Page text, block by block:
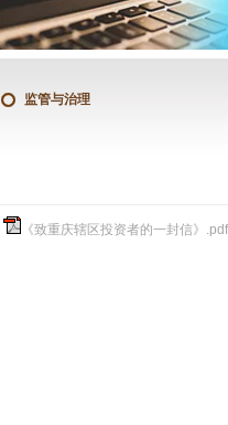
监管与治理
《致重庆辖区投资者的一封信》.pdf